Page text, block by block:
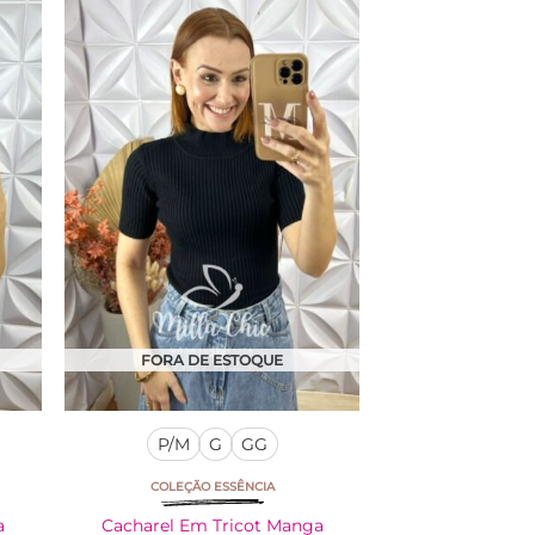
tem
várias
variantes.
As
opções
podem
página
do
produto
FORA DE ESTOQUE
P/M G GG
COLEÇÃO ESSÊNCIA
Cacharel Em Tricot Manga